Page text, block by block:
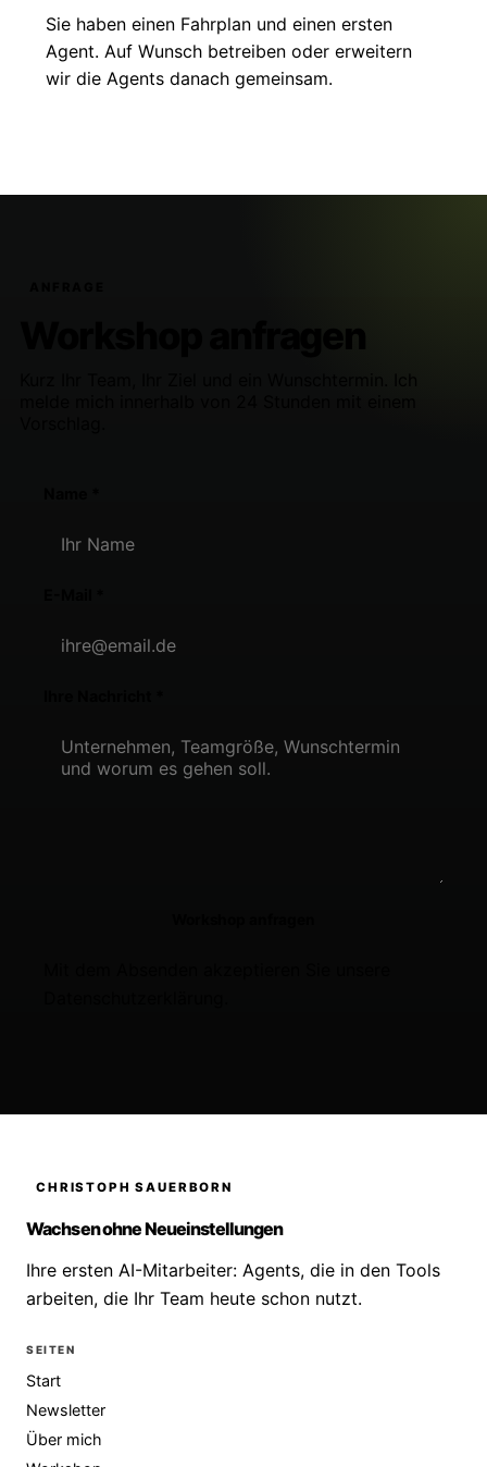
Sie haben einen Fahrplan und einen ersten
Agent. Auf Wunsch betreiben oder erweitern
wir die Agents danach gemeinsam.
Workshop anfragen
CHRISTOPH SAUERBORN
Wachsen ohne Neueinstellungen
Ihre ersten AI-Mitarbeiter: Agents, die in den Tools
arbeiten, die Ihr Team heute schon nutzt.
SEITEN
Start
Newsletter
Über mich